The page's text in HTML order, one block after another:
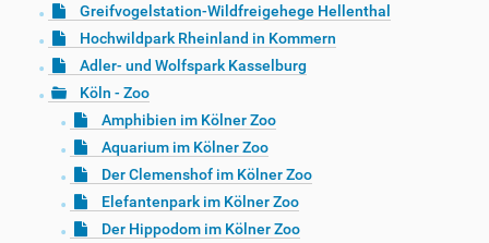
Greifvogelstation-Wildfreigehege Hellenthal
Hochwildpark Rheinland in Kommern
Adler- und Wolfspark Kasselburg
Köln - Zoo
Amphibien im Kölner Zoo
Aquarium im Kölner Zoo
Der Clemenshof im Kölner Zoo
Elefantenpark im Kölner Zoo
Der Hippodom im Kölner Zoo